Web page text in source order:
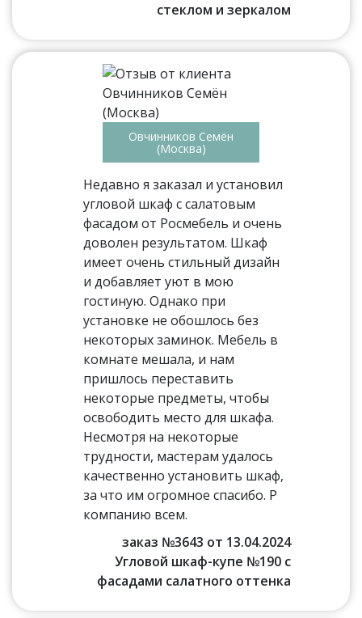
стеклом и зеркалом
Овчинников Семён
(Москва)
Недавно я заказал и установил
угловой шкаф с салатовым
фасадом от Росмебель и очень
доволен результатом. Шкаф
имеет очень стильный дизайн
и добавляет уют в мою
гостиную. Однако при
установке не обошлось без
некоторых заминок. Мебель в
комнате мешала, и нам
пришлось переставить
некоторые предметы, чтобы
освободить место для шкафа.
Несмотря на некоторые
трудности, мастерам удалось
качественно установить шкаф,
за что им огромное спасибо. Р
компанию всем.
заказ №3643 от 13.04.2024
Угловой шкаф-купе №190 с
фасадами салатного оттенка